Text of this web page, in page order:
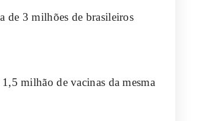
de 3 milhões de brasileiros
milhão de vacinas da mesma